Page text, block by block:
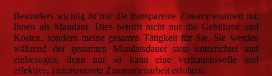
Besonders wichtig ist mir die transparente Zusammenarbeit mit
Ihnen als Mandant. Dies betrifft nicht nur die Gebühren und
Kosten, sondern meine gesamte Tätigkeit für Sie. Sie werden
während der gesamten Mandatsdauer stets unterrichtet und
einbezogen, denn nur so kann eine vertrauensvolle und
effektive, zielorientierte Zusammenarbeit erfolgen.